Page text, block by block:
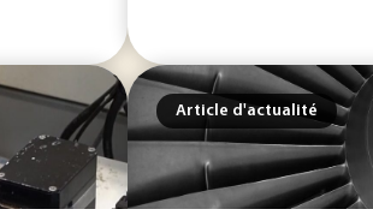
Article d'actualité